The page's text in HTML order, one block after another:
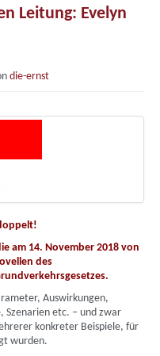
Leitung: Evelyn
die-ernst
am 14. November 2018 von
des
Auswirkungen,
Szenarien etc. – und zwar
konkreter Beispiele, für
wurden.